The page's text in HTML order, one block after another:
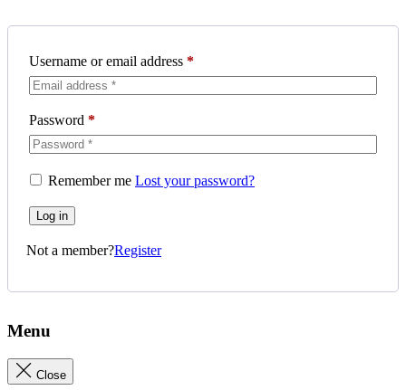
Username or email address *
Password *
Remember me Lost your password?
Log in
Not a member?Register
Menu
Close